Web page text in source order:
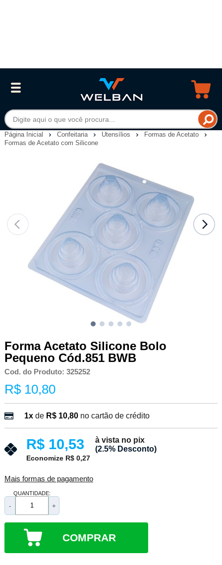
Página Inicial Confeitaria Utensílios
Formas de Acetato
Formas de Acetato com Silicone
Forma Acetato Silicone Bolo
Pequeno Cód.851 BWB
Cod. do Produto: 325252
R$ 10,80
1xde R$ 10,80 no cartão de crédito
R$ 10,53
à vista no pix
(2.5% Desconto)
Economize R$ 0,27
Mais formas de pagamento
QUANTIDADE:
- +
COMPRAR